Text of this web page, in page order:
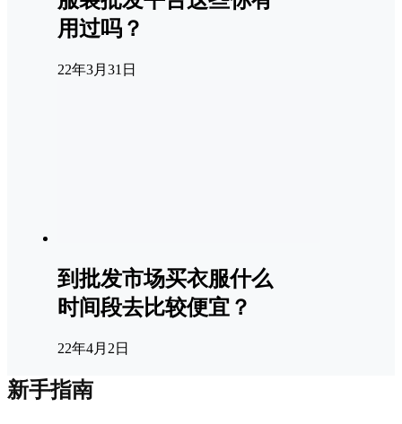
用过吗？
22年3月31日
到批发市场买衣服什么
时间段去比较便宜？
22年4月2日
新手指南